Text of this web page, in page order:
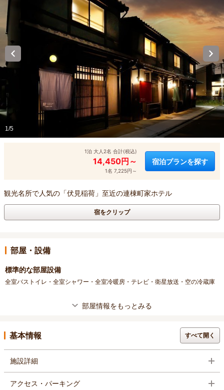
1/5
1泊 大人2名 合計(税込)
14,450円～
1名 7,225円～
宿泊プランを探す
観光名所で人気の「伏見稲荷」至近の連棟町家ホテル
宿をクリップ
部屋・設備
標準的な部屋設備
全室バストイレ・全室シャワー・全室冷暖房・テレビ・衛星放送・空の冷蔵庫
部屋情報をもっとみる
基本情報 すべて開く
施設詳細
アクセス・パーキング